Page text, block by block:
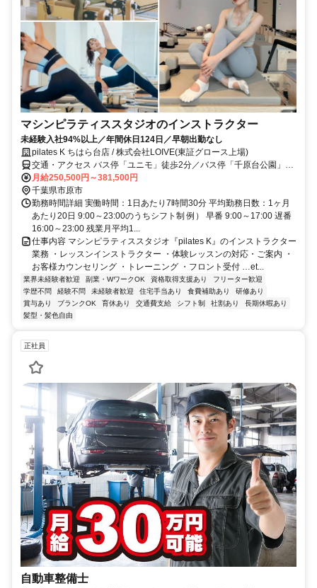
マシンピラティススタジオのインストラクター
未経験入社94%以上／年間休日124日／早朝出勤なし
pilates K ちはら台店 / 株式会社LOIVE(東証グロース上場)
交通・アクセス バス停「ユニモ」徒歩2分／バス停「千原台公園」徒
歩8分／「ちはら台駅」徒歩10分
月給250,500円～381,500円
千葉県市原市
勤務時間詳細 実働時間：1日あたり7時間30分 平均勤務日数：1ヶ月
あたり20日 9:00～23:00のうちシフト制 例） 早番 9:00～17:00 遅番
16:00～23:00 残業月平均1...
仕事内容 マシンピラティススタジオ『pilates K』のインストラクター
業務 ・レッスンインストラクター ・体験レッスンの対応・ご案内 ・
お客様カウンセリング ・トレーニング ・フロント受付 …et...
業界未経験者歓迎 副業・WワークOK 資格取得支援あり
フリーター歓迎
学歴不問
経験不問 未経験者歓迎 住宅手当あり 食費補助あり
研修あり
賞与あり
ブランクOK 育休あり 交通費支給 シフト制 社割あり
長期休暇あり
髪型・髪色自由
正社員
自動車整備士